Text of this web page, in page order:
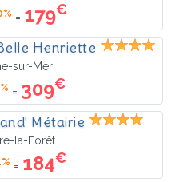
= 179€
Henriette
sur-Mer
= 309€
Métairie
la-Forêt
= 184€